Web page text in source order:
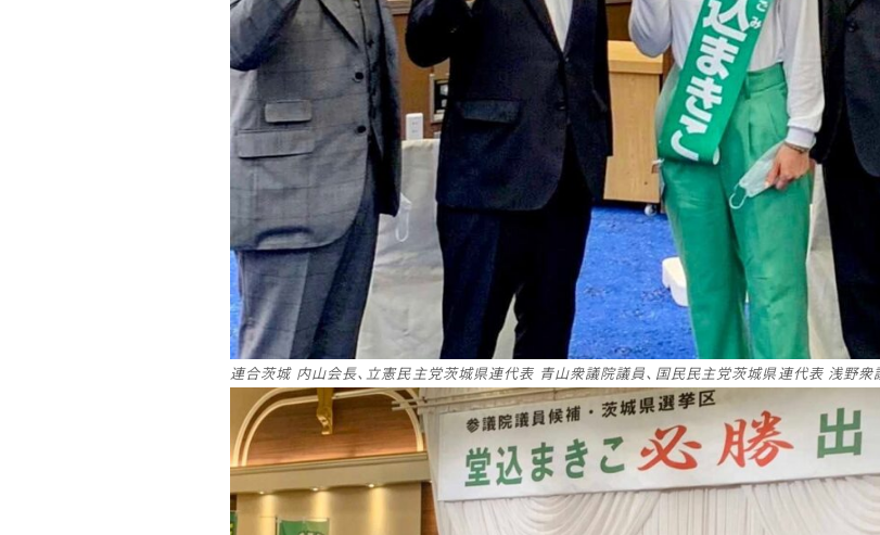
連合茨城 内山会長、立憲民主党茨城県連代表 青山衆議院議員、国民民主党茨城県連代表 浅野衆